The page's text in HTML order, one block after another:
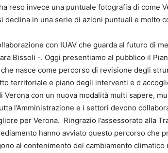
reso invece una puntuale fotografia di come
declina in una serie di azioni puntuali e molto
con IUAV che guarda al futuro di
Bissoli -. Oggi presentiamo al pubblico il
nasce come percorso di revisione degli
territoriale e piano degli interventi e d
con un nuova modalità multi sapere,
l’Amministrazione e i settori devono
per Verona. Ringrazio l’assessorato alla
hanno avviato questo percorso che
al contenimento del cambiamento climatico